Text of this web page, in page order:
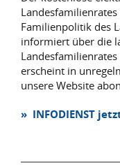
Familienpolitik des
informiert über die
erscheint in
unsere Website
» INFODIENST